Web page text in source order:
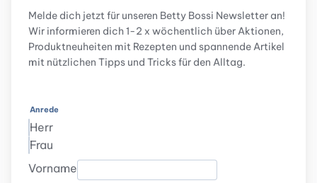
Melde dich jetzt für unseren Betty Bossi Newsletter an!
Wir informieren dich 1-2 x wöchentlich über Aktionen,
Produktneuheiten mit Rezepten und spannende Artikel
mit nützlichen Tipps und Tricks für den Alltag.
Anrede
Herr
Frau
Vorname